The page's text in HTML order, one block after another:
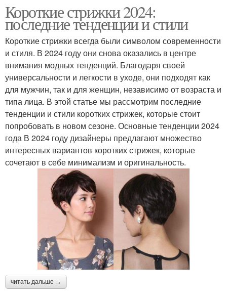
Короткие стрижки 2024:
последние тенденции и стили
Короткие стрижки всегда были символом современности
и стиля. В 2024 году они снова оказались в центре
внимания модных тенденций. Благодаря своей
универсальности и легкости в уходе, они подходят как
для мужчин, так и для женщин, независимо от возраста и
типа лица. В этой статье мы рассмотрим последние
тенденции и стили коротких стрижек, которые стоит
попробовать в новом сезоне. Основные тенденции 2024
года В 2024 году дизайнеры предлагают множество
интересных вариантов коротких стрижек, которые
сочетают в себе минимализм и оригинальность.
читать дальше →